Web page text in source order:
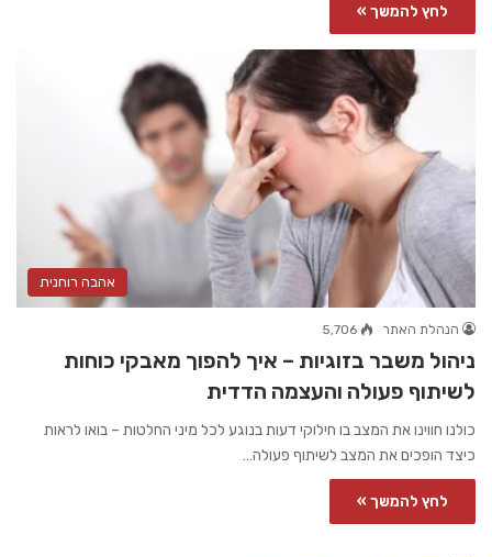
לחץ להמשך »
אהבה רוחנית
הנהלת האתר 5,706
ניהול משבר בזוגיות – איך להפוך מאבקי כוחות
לשיתוף פעולה והעצמה הדדית
כולנו חווינו את המצב בו חילוקי דעות בנוגע לכל מיני החלטות – בואו לראות
כיצד הופכים את המצב לשיתוף פעולה…
לחץ להמשך »